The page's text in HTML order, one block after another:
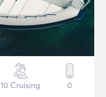
10 Cruising 0